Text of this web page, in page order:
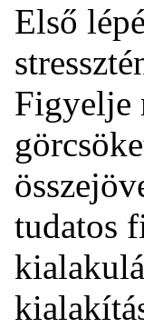
Első
Figyelje
tudatos